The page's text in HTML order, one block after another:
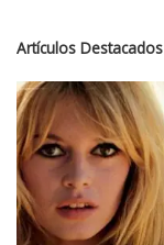
Artículos Destacados